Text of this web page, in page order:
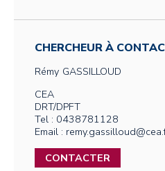
CHERCHEUR À
Rémy GASSILLOUD
CEA
DRT/DPFT
Tel : 0438781128
Email :
CONTACTER